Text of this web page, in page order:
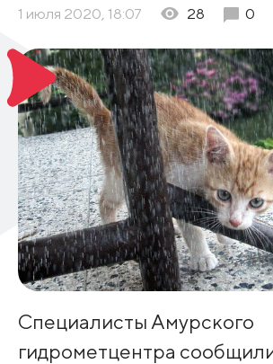
1 июля 2020, 18:07 28 0
Специалисты Амурского
гидрометцентра